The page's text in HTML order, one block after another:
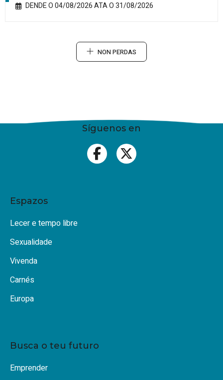
DENDE O 04/08/2026 ATA O 31/08/2026
NON PERDAS
Síguenos en
Espazos
Lecer e tempo libre
Sexualidade
Vivenda
Carnés
Europa
Busca o teu futuro
Emprender